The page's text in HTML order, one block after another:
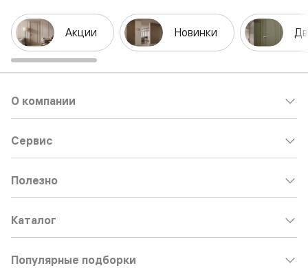
Акции Новинки
О компании
Сервис
Полезно
Каталог
Популярные подборки